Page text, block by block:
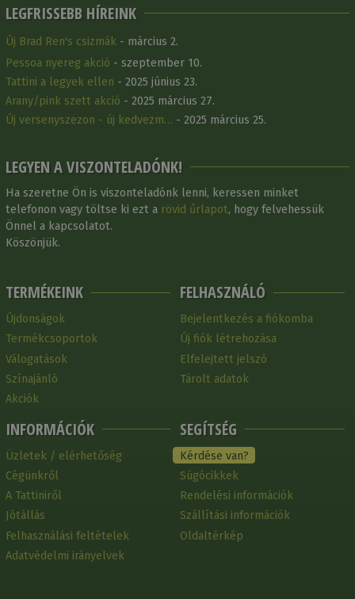
LEGFRISSEBB HÍREINK
Új Brad Ren's csizmák - március 2.
Pessoa nyereg akció - szeptember 10.
Tattini a legyek ellen - 2025 június 23.
Arany/pink szett akció - 2025 március 27.
Új versenyszezon - új kedvezm… - 2025 március 25.
LEGYEN A VISZONTELADÓNK!
Ha szeretne Ön is viszonteladónk lenni, keressen minket
telefonon vagy töltse ki ezt a rövid űrlapot, hogy felvehessük
Önnel a kapcsolatot.
Köszönjük.
TERMÉKEINK
Újdonságok
Termékcsoportok
Válogatások
Színajánló
Akciók
INFORMÁCIÓK
Üzletek / elérhetőség
Cégünkről
A Tattiniről
Jótállás
Felhasználási feltételek
Adatvédelmi irányelvek
FELHASZNÁLÓ
Bejelentkezés a fiókomba
Új fiók létrehozása
Elfelejtett jelszó
Tárolt adatok
SEGÍTSÉG
Kérdése van?
Súgócikkek
Rendelési információk
Szállítási információk
Oldaltérkép